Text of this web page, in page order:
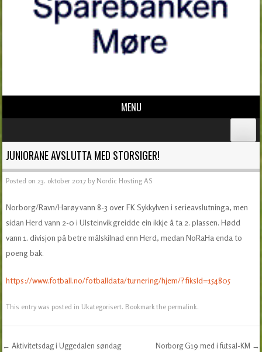
MENU
JUNIORANE AVSLUTTA MED STORSIGER!
Posted on 23. oktober 2017 by Nordic Hosting AS
Norborg/Ravn/Harøy vann 8-3 over FK Sykkylven i serieavslutninga, men
sidan Herd vann 2-0 i Ulsteinvik greidde ein ikkje å ta 2. plassen. Hødd
vann 1. divisjon på betre målskilnad enn Herd, medan NoRaHa enda to
poeng bak.
https://www.fotball.no/fotballdata/turnering/hjem/?fiksId=154805
This entry was posted in Ukategorisert. Bookmark thepermalink.
← Aktivitetsdag i Uggedalen søndag
Norborg G19 med i futsal-KM →